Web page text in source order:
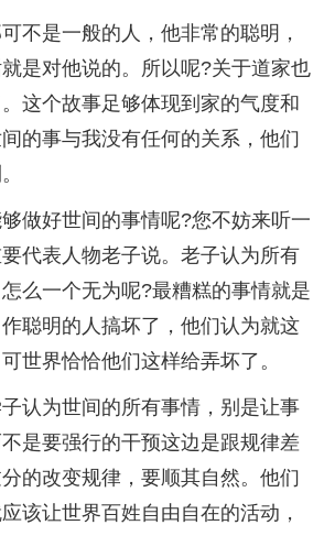
是一般的人，他非常的聪明，
是对他说的。所以呢?关于道家也
这个故事足够体现到家的气度和
的事与我没有任何的关系，他们
好世间的事情呢?您不妨来听一
代表人物老子说。老子认为所有
么一个无为呢?最糟糕的事情就是
聪明的人搞坏了，他们认为就这
世界恰恰他们这样给弄坏了。
为世间的所有事情，别是让事
是要强行的干预这边是跟规律差
的改变规律，要顺其自然。他们
该让世界百姓自由自在的活动，